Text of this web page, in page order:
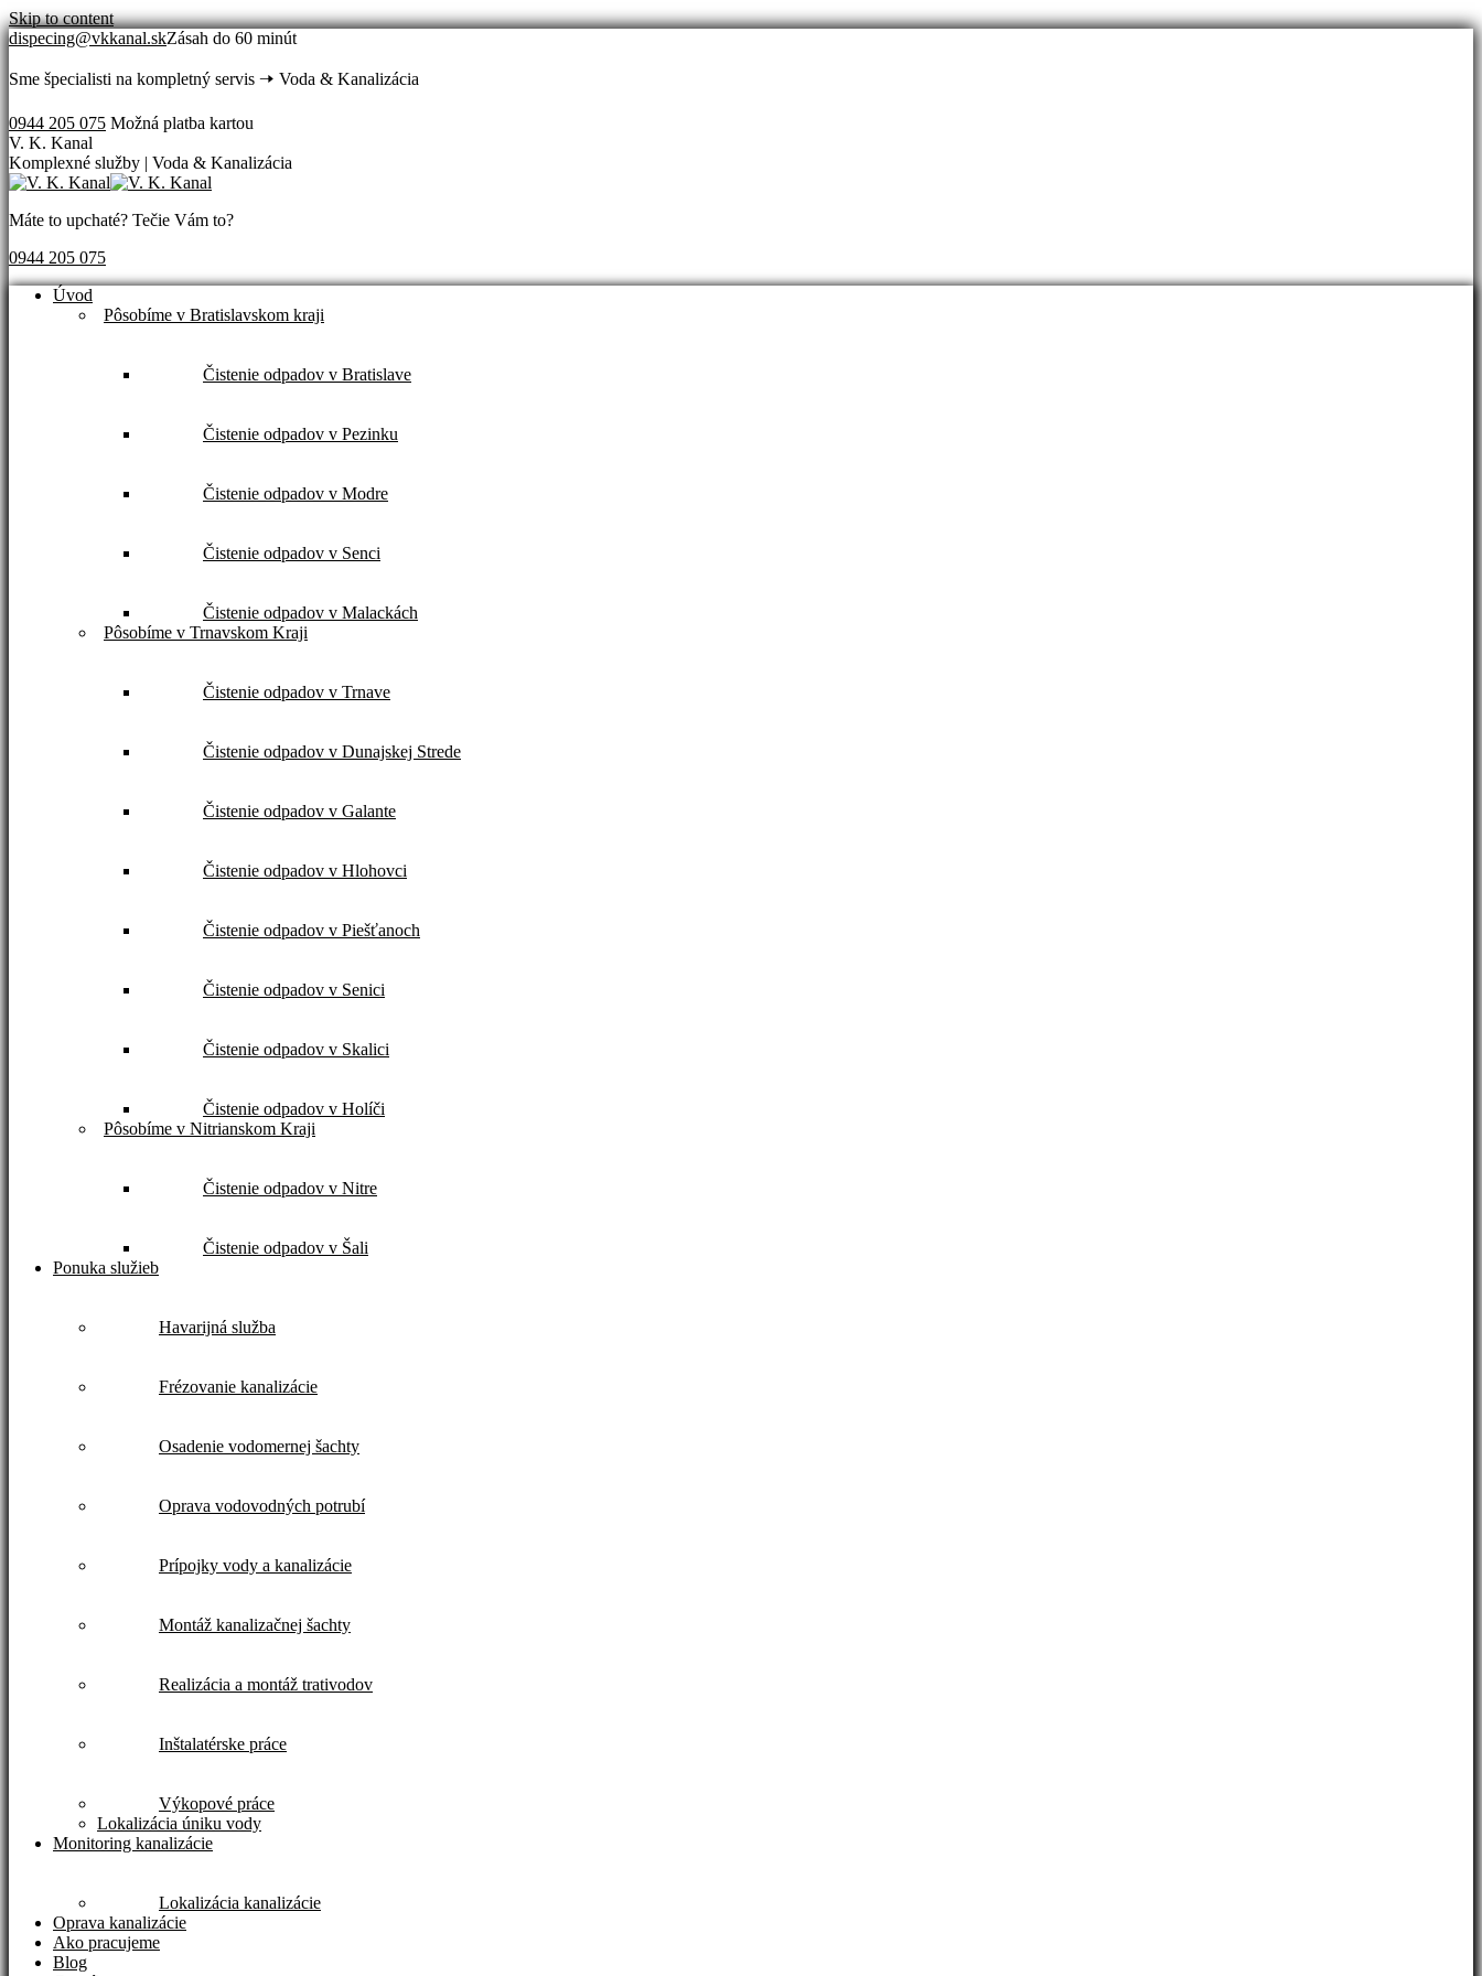
Skip to content
dispecing@vkkanal.skZásah do 60 minút
Sme špecialisti na kompletný servis 🠢 Voda & Kanalizácia
0944 205 075 Možná platba kartou
V. K. Kanal
Komplexné služby | Voda & Kanalizácia
Máte to upchaté? Tečie Vám to?
0944 205 075
Úvod
Pôsobíme v Bratislavskom kraji
Čistenie odpadov v Bratislave
Čistenie odpadov v Pezinku
Čistenie odpadov v Modre
Čistenie odpadov v Senci
Čistenie odpadov v Malackách
Pôsobíme v Trnavskom Kraji
Čistenie odpadov v Trnave
Čistenie odpadov v Dunajskej Strede
Čistenie odpadov v Galante
Čistenie odpadov v Hlohovci
Čistenie odpadov v Piešťanoch
Čistenie odpadov v Senici
Čistenie odpadov v Skalici
Čistenie odpadov v Holíči
Pôsobíme v Nitrianskom Kraji
Čistenie odpadov v Nitre
Čistenie odpadov v Šali
Ponuka služieb
Havarijná služba
Frézovanie kanalizácie
Osadenie vodomernej šachty
Oprava vodovodných potrubí
Prípojky vody a kanalizácie
Montáž kanalizačnej šachty
Realizácia a montáž trativodov
Inštalatérske práce
Výkopové práce
Lokalizácia úniku vody
Monitoring kanalizácie
Lokalizácia kanalizácie
Oprava kanalizácie
Ako pracujeme
Blog